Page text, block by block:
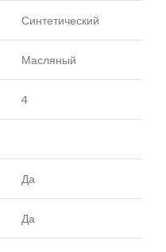
Синтетический
Масляный
4
Да
Да